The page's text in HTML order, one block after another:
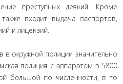
преступных деяний. Кроме
входит выдача паспортов,
и лицензий.
окружной полиции значительно
полиция с аппаратом в 5800
большой по численности, в то